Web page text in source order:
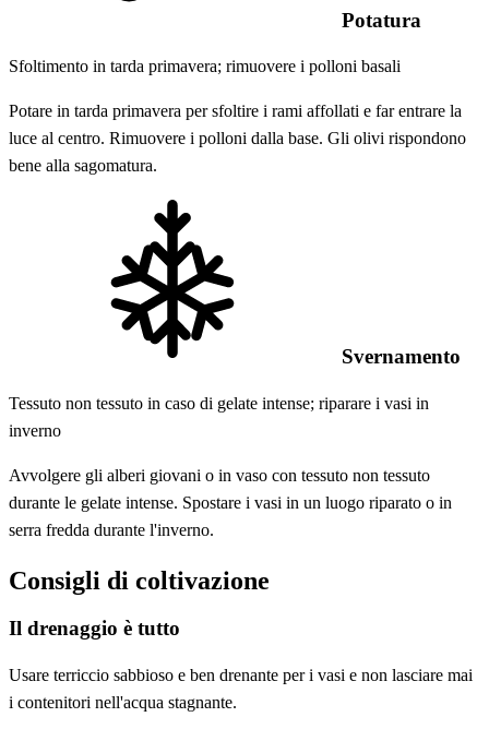
Potatura
Sfoltimento in tarda primavera; rimuovere i polloni basali
Potare in tarda primavera per sfoltire i rami affollati e far entrare la
luce al centro. Rimuovere i polloni dalla base. Gli olivi rispondono
bene alla sagomatura.
Svernamento
Tessuto non tessuto in caso di gelate intense; riparare i vasi in
inverno
Avvolgere gli alberi giovani o in vaso con tessuto non tessuto
durante le gelate intense. Spostare i vasi in un luogo riparato o in
serra fredda durante l'inverno.
Consigli di coltivazione
Il drenaggio è tutto
Usare terriccio sabbioso e ben drenante per i vasi e non lasciare mai
i contenitori nell'acqua stagnante.